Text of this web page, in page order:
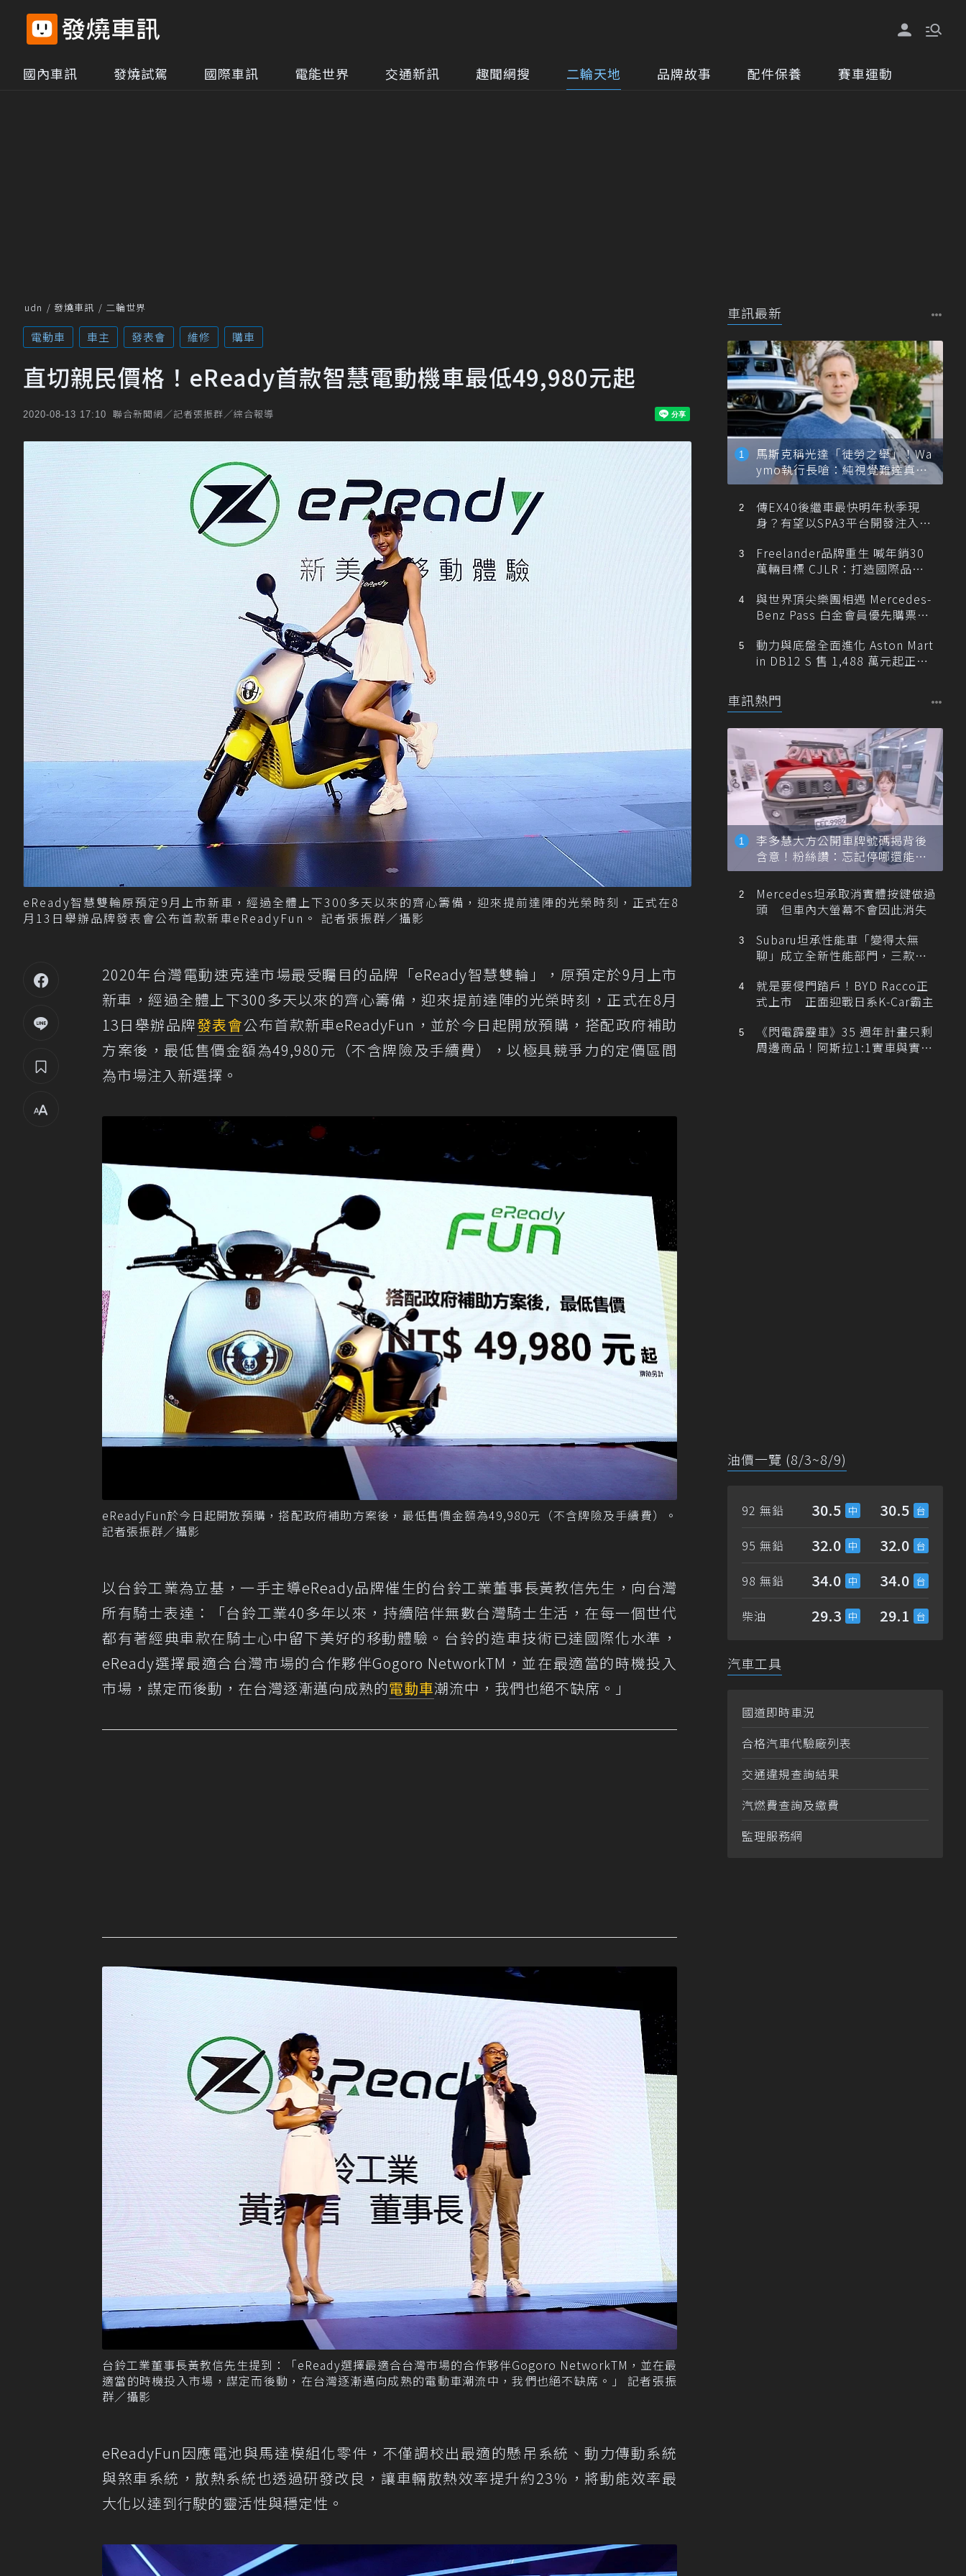
國內車訊 發燒試駕 國際車訊 電能世界 交通新訊 趣聞網搜 二輪天地 品牌故事 配件保養 賽車運動
udn 發燒車訊 二輪世界
電動車 車主 發表會 維修 購車
直切親民價格！eReady首款智慧電動機車最低49,980元起
2020-08-13 17:10 聯合新聞網／記者張振群／綜合報導
eReady智慧雙輪原預定9月上市新車，經過全體上下300多天以來的齊心籌備，迎來提前達陣的光榮時刻，正式在8
月13日舉辦品牌發表會公布首款新車eReadyFun。 記者張振群／攝影
2020年台灣電動速克達市場最受矚目的品牌「eReady智慧雙輪」，原預定於9月上市
新車，經過全體上下300多天以來的齊心籌備，迎來提前達陣的光榮時刻，正式在8月
13日舉辦品牌發表會公布首款新車eReadyFun，並於今日起開放預購，搭配政府補助
方案後，最低售價金額為49,980元（不含牌險及手續費），以極具競爭力的定價區間
為市場注入新選擇。
eReadyFun於今日起開放預購，搭配政府補助方案後，最低售價金額為49,980元（不含牌險及手續費）。
記者張振群／攝影
以台鈴工業為立基，一手主導eReady品牌催生的台鈴工業董事長黃教信先生，向台灣
所有騎士表達：「台鈴工業40多年以來，持續陪伴無數台灣騎士生活，在每一個世代
都有著經典車款在騎士心中留下美好的移動體驗。台鈴的造車技術已達國際化水準，
eReady選擇最適合台灣市場的合作夥伴Gogoro NetworkTM，並在最適當的時機投入
市場，謀定而後動，在台灣逐漸邁向成熟的電動車潮流中，我們也絕不缺席。」
台鈴工業董事長黃教信先生提到：「eReady選擇最適合台灣市場的合作夥伴Gogoro NetworkTM，並在最
適當的時機投入市場，謀定而後動，在台灣逐漸邁向成熟的電動車潮流中，我們也絕不缺席。」 記者張振
群／攝影
eReadyFun因應電池與馬達模組化零件，不僅調校出最適的懸吊系統、動力傳動系統
與煞車系統，散熱系統也透過研發改良，讓車輛散熱效率提升約23％，將動能效率最
大化以達到行駛的靈活性與穩定性。
車訊最新
馬斯克稱光達「徒勞之舉」！Wa
ymo執行長嗆：純視覺難達真正
自動駕駛
傳EX40後繼車最快明年秋季現
身？有望以SPA3平台開發注入80
Freelander品牌重生 喊年銷30
萬輛目標 CJLR：打造國際品牌
與世界頂尖樂團相遇 Mercedes-
Benz Pass 白金會員優先購票維
動力與底盤全面進化 Aston Mart
in DB12 S 售 1,488 萬元起正式
車訊熱門
李多慧大方公開車牌號碼揭背後
含意！粉絲讚：忘記停哪還能幫
忙找車
Mercedes坦承取消實體按鍵做過
頭 但車內大螢幕不會因此消失
Subaru坦承性能車「變得太無
聊」成立全新性能部門，三款手
就是要侵門踏戶！BYD Racco正
式上市 正面迎戰日系K-Car霸主
《閃電霹靂車》35 週年計畫只剩
周邊商品！阿斯拉1:1實車與實體
油價一覽 (8/3~8/9)
92 無鉛 30.5 30.5
95 無鉛 32.0 32.0
98 無鉛 34.0 34.0
柴油 29.3 29.1
汽車工具
國道即時車況
合格汽車代驗廠列表
交通違規查詢結果
汽燃費查詢及繳費
監理服務網